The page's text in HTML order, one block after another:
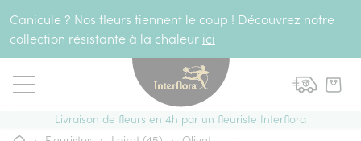
Canicule ? Nos fleurs tiennent le coup ! Découvrez notre
collection résistante à la chaleur ici
Livraison de fleurs en 4h par un fleuriste Interflora